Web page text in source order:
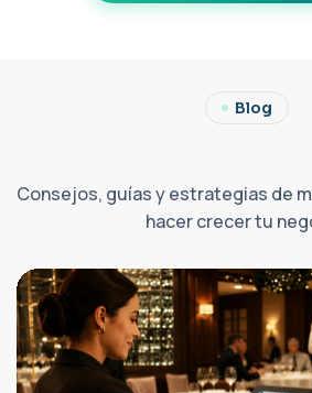
Blog
Consejos, guías y estrategias de
hacer crecer tu